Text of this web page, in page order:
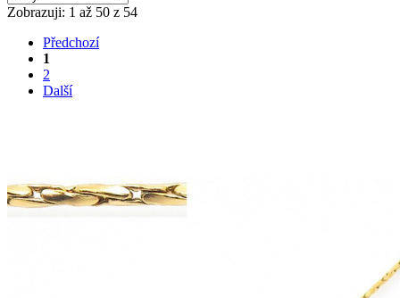
Zobrazuji: 1 až 50 z 54
Předchozí
1
2
Další